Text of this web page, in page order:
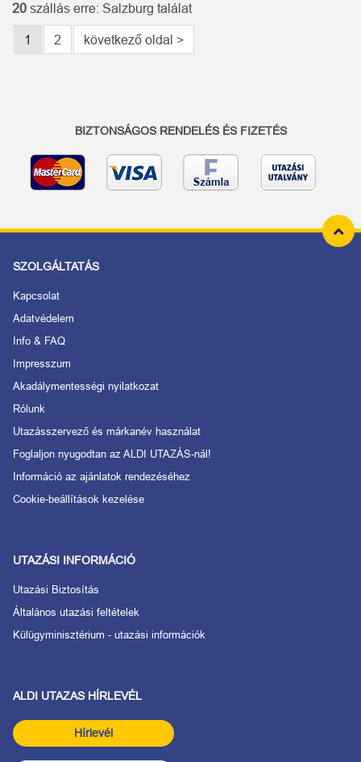
20 szállás erre: Salzburg találat
1 2 következő oldal >
BIZTONSÁGOS RENDELÉS ÉS FIZETÉS
SZOLGÁLTATÁS
Kapcsolat
Adatvédelem
Info & FAQ
Impresszum
Akadálymentességi nyilatkozat
Rólunk
Utazásszervező és márkanév használat
Foglaljon nyugodtan az ALDI UTAZÁS-nál!
Információ az ajánlatok rendezéséhez
Cookie-beállítások kezelése
UTAZÁSI INFORMÁCIÓ
Utazási Biztosítás
Általános utazási feltételek
Külügyminisztérium - utazási információk
ALDI UTAZAS HÍRLEVÉL
Hírlevél